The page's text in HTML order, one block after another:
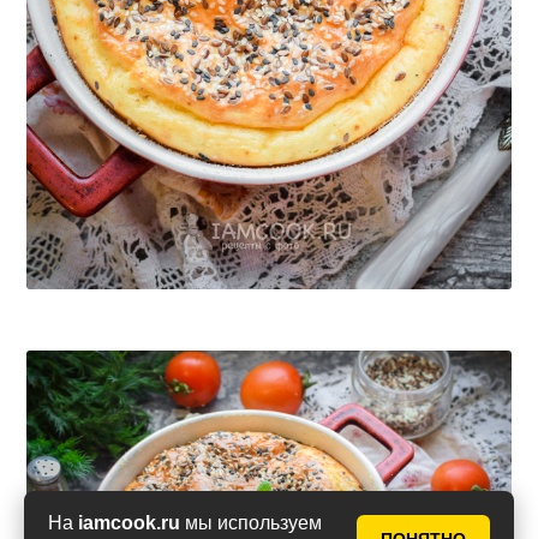
На iamcook.ru мы используем